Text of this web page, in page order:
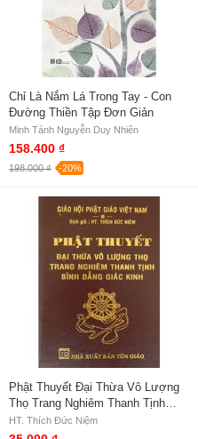
Chỉ Là Nắm Lá Trong Tay - Con
Đường Thiền Tập Đơn Giản
Minh Tánh Nguyễn Duy Nhiên
158.400 ₫
198.000 ₫ -20%
Phật Thuyết Đại Thừa Vô Lượng
Thọ Trang Nghiêm Thanh Tịnh
Bình Đẳng Giác Kinh (Bìa Da)
HT. Thích Đức Niệm